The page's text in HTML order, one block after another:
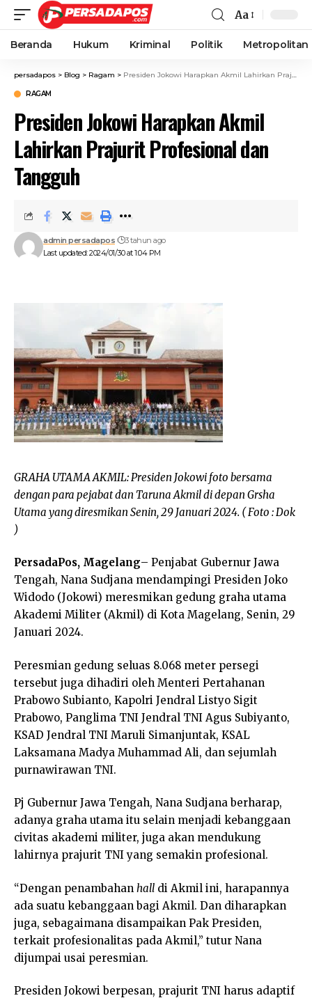
Aa
Beranda Hukum Kriminal Politik Metropolitan
persadapos > Blog > Ragam > Presiden Jokowi Harapkan Akmil Lahirkan Prajurit Profesional dan Tangguh
RAGAM
Presiden Jokowi Harapkan Akmil
Lahirkan Prajurit Profesional dan
Tangguh
Last updated: 2024/01/30 at 1:04 PM
admin persadapos 3 tahun ago
GRAHA UTAMA AKMIL: Presiden Jokowi foto bersama
dengan para pejabat dan Taruna Akmil di depan Grsha
Utama yang diresmikan Senin, 29 Januari 2024. ( Foto : Dok
)
PersadaPos, Magelang– Penjabat Gubernur Jawa
Tengah, Nana Sudjana mendampingi Presiden Joko
Widodo (Jokowi) meresmikan gedung graha utama
Akademi Militer (Akmil) di Kota Magelang, Senin, 29
Januari 2024.
Peresmian gedung seluas 8.068 meter persegi
tersebut juga dihadiri oleh Menteri Pertahanan
Prabowo Subianto, Kapolri Jendral Listyo Sigit
Prabowo, Panglima TNI Jendral TNI Agus Subiyanto,
KSAD Jendral TNI Maruli Simanjuntak, KSAL
Laksamana Madya Muhammad Ali, dan sejumlah
purnawirawan TNI.
Pj Gubernur Jawa Tengah, Nana Sudjana berharap,
adanya graha utama itu selain menjadi kebanggaan
civitas akademi militer, juga akan mendukung
lahirnya prajurit TNI yang semakin profesional.
“Dengan penambahan hall di Akmil ini, harapannya
ada suatu kebanggaan bagi Akmil. Dan diharapkan
juga, sebagaimana disampaikan Pak Presiden,
terkait profesionalitas pada Akmil,” tutur Nana
dijumpai usai peresmian.
Presiden Jokowi berpesan, prajurit TNI harus adaptif